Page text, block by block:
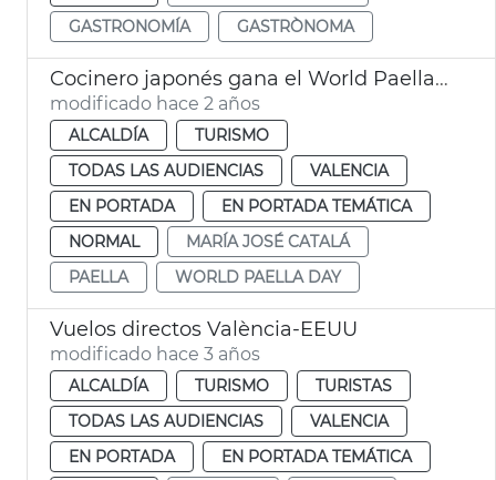
GASTRONOMÍA
GASTRÒNOMA
Cocinero japonés gana el World Paella Day 2023
modificado hace 2 años
ALCALDÍA
TURISMO
TODAS LAS AUDIENCIAS
VALENCIA
EN PORTADA
EN PORTADA TEMÁTICA
NORMAL
MARÍA JOSÉ CATALÁ
PAELLA
WORLD PAELLA DAY
Vuelos directos València-EEUU
modificado hace 3 años
ALCALDÍA TURISMO
TURISTAS
TODAS LAS AUDIENCIAS
VALENCIA
EN PORTADA
EN PORTADA TEMÁTICA